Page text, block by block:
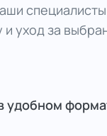
уход за
удобном